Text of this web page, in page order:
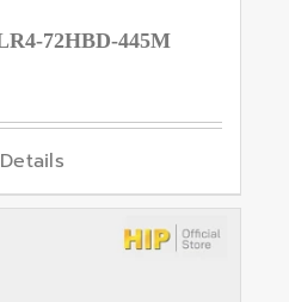
72HBD-445M
Details